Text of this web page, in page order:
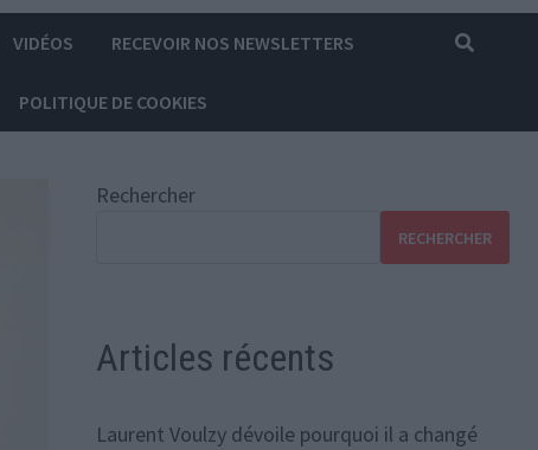
VIDÉOS RECEVOIR NOS NEWSLETTERS
POLITIQUE DE COOKIES
Rechercher
RECHERCHER
Articles récents
Laurent Voulzy dévoile pourquoi il a changé